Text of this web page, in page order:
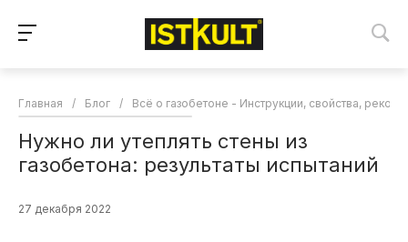
Главная / Блог / Всё о газобетоне - Инструкции, свойства,
Нужно ли утеплять стены из
газобетона: результаты испытаний
27 декабря 2022